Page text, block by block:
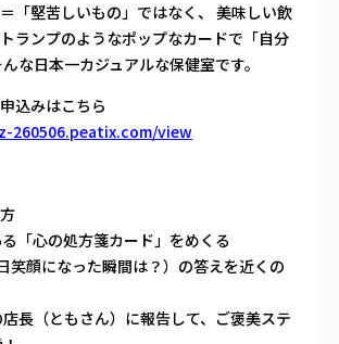
「堅苦しいもの」ではなく、 美味しい飲
ランプのようなポップなカードで「自分
な日本一カジュアルな保健室です。
込みはこちら
260506.peatix.com/view
「心の処方箋カード」をめくる
笑顔になった瞬間は？）の答えを近くの
長（ともさん）に報告して、ご褒美ステ